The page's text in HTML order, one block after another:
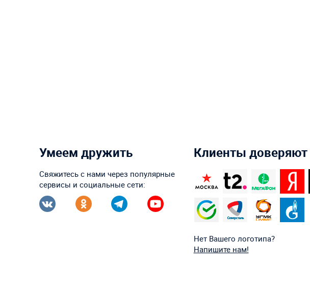
Умеем дружить
Свяжитесь с нами через популярные
сервисы и социальные сети:
Клиенты доверяют
Нет Вашего логотипа?
Напишите нам!